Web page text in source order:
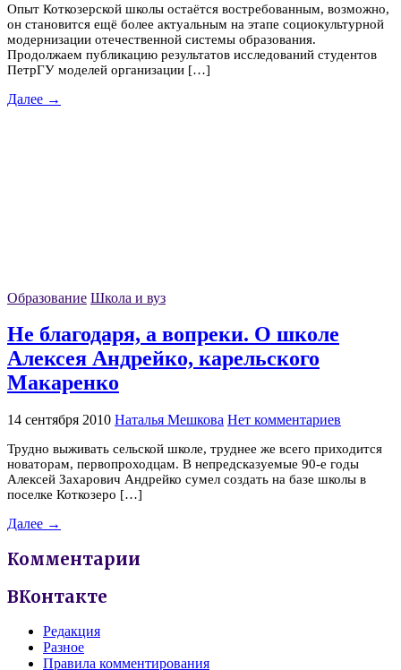
Опыт Коткозерской школы остаётся востребованным, возможно,
он становится ещё более актуальным на этапе социокультурной
модернизации отечественной системы образования.
Продолжаем публикацию результатов исследований студентов
ПетрГУ моделей организации […]
Далее →
Образование Школа и вуз
Не благодаря, а вопреки. О школе
Алексея Андрейко, карельского
Макаренко
14 сентября 2010 Наталья Мешкова Нет комментариев
Трудно выживать сельской школе, труднее же всего приходится
новаторам, первопроходцам. В непредсказуемые 90-е годы
Алексей Захарович Андрейко сумел создать на базе школы в
поселке Коткозеро […]
Далее →
Комментарии
ВКонтакте
Редакция
Разное
Правила комментирования